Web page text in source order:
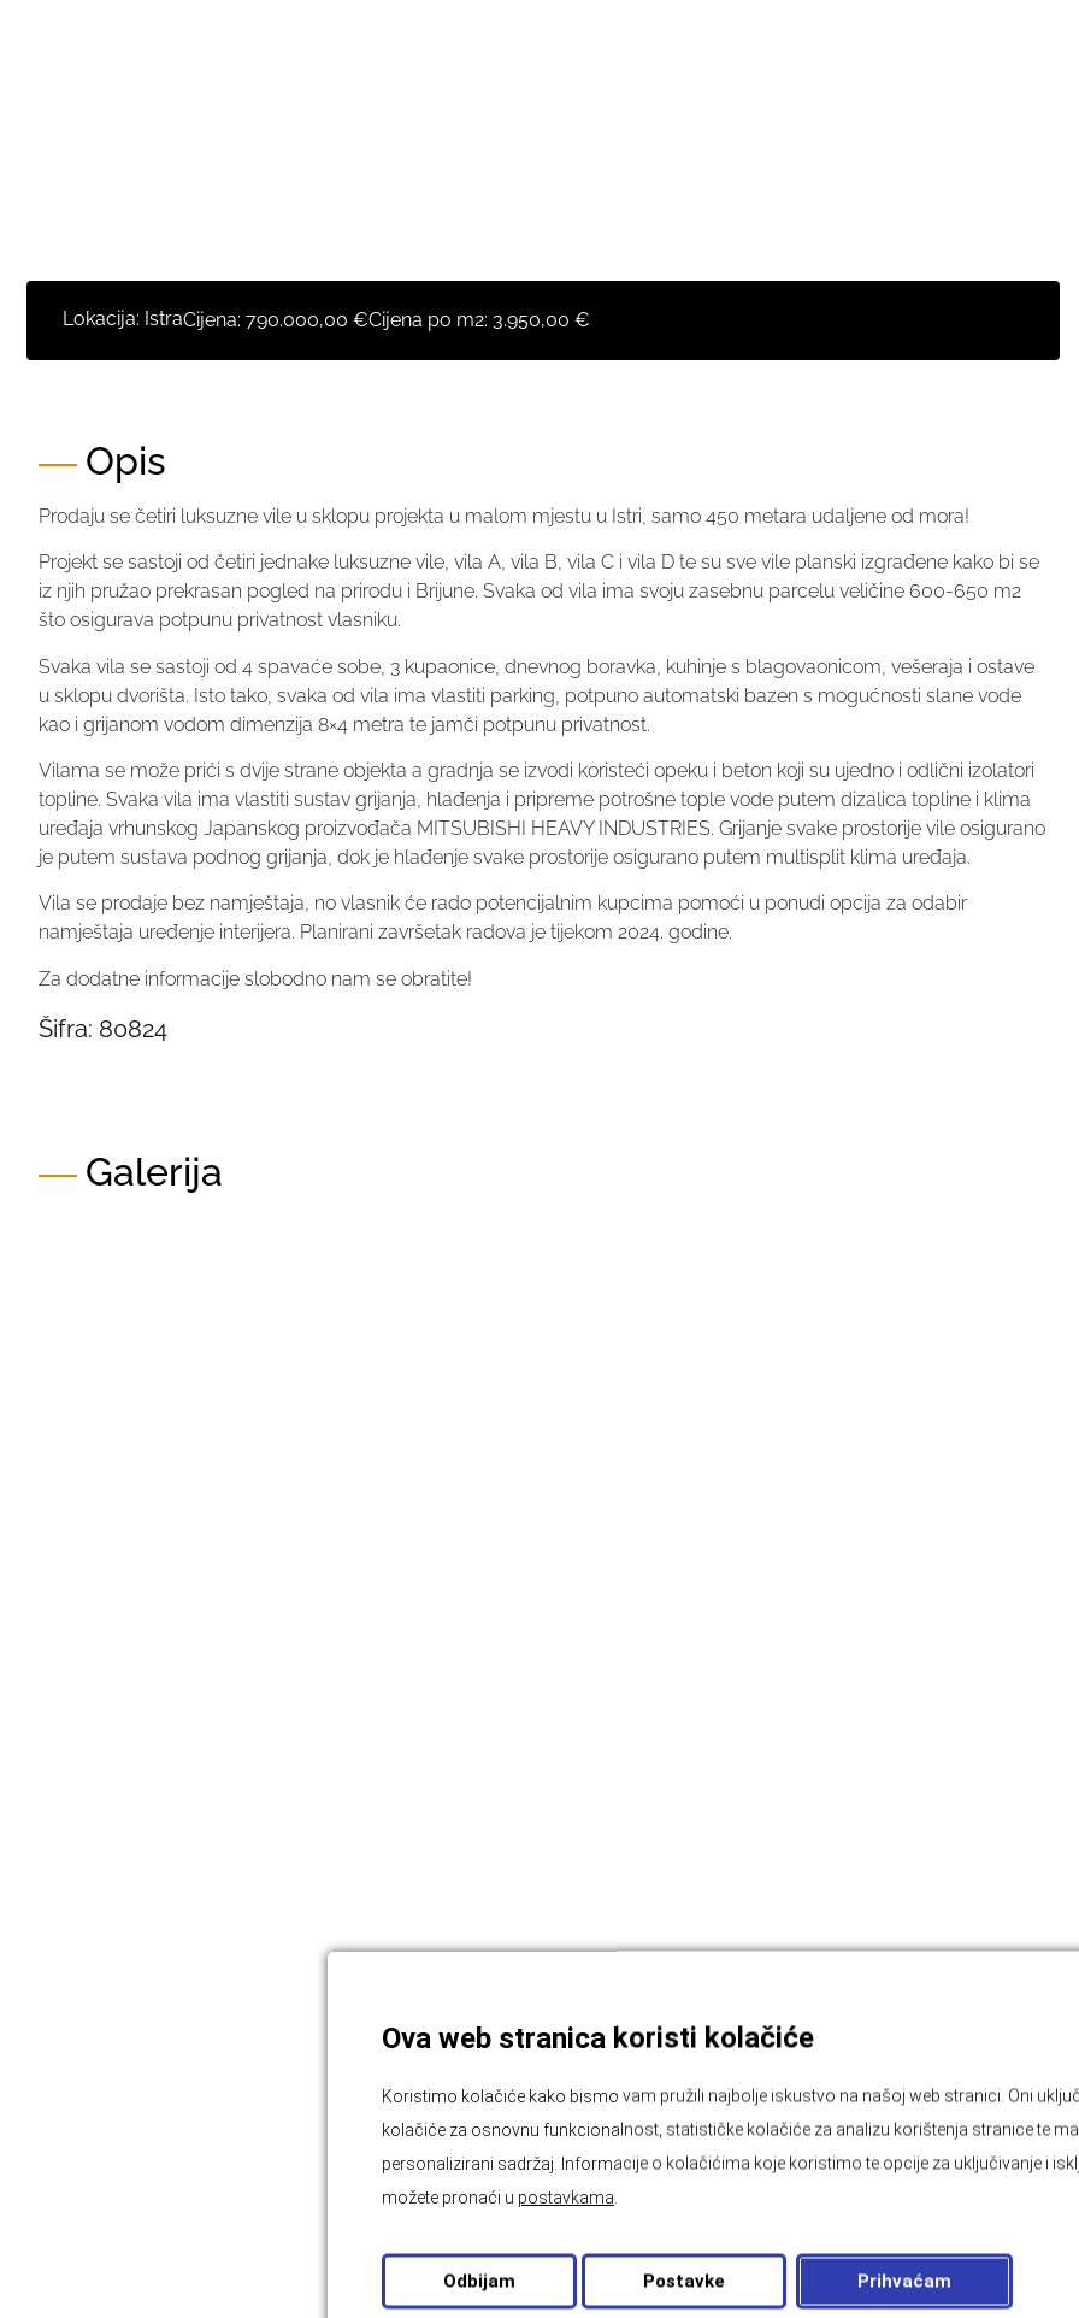
Lokacija: IstraCijena: 790.000,00 €Cijena po m2: 3.950,00 €
Opis
Prodaju se četiri luksuzne vile u sklopu projekta u malom mjestu u Istri, samo 450 metara udaljene od mora!
Projekt se sastoji od četiri jednake luksuzne vile, vila A, vila B, vila C i vila D te su sve vile planski izgrađene kako bi se
iz njih pružao prekrasan pogled na prirodu i Brijune. Svaka od vila ima svoju zasebnu parcelu veličine 600-650 m2
što osigurava potpunu privatnost vlasniku.
Svaka vila se sastoji od 4 spavaće sobe, 3 kupaonice, dnevnog boravka, kuhinje s blagovaonicom, vešeraja i ostave
u sklopu dvorišta. Isto tako, svaka od vila ima vlastiti parking, potpuno automatski bazen s mogućnosti slane vode
kao i grijanom vodom dimenzija 8×4 metra te jamči potpunu privatnost.
Vilama se može prići s dvije strane objekta a gradnja se izvodi koristeći opeku i beton koji su ujedno i odlični izolatori
topline. Svaka vila ima vlastiti sustav grijanja, hlađenja i pripreme potrošne tople vode putem dizalica topline i klima
uređaja vrhunskog Japanskog proizvođača MITSUBISHI HEAVY INDUSTRIES. Grijanje svake prostorije vile osigurano
je putem sustava podnog grijanja, dok je hlađenje svake prostorije osigurano putem multisplit klima uređaja.
Vila se prodaje bez namještaja, no vlasnik će rado potencijalnim kupcima pomoći u ponudi opcija za odabir
namještaja uređenje interijera. Planirani završetak radova je tijekom 2024. godine.
Za dodatne informacije slobodno nam se obratite!
Šifra: 80824
Galerija
Ova web stranica koristi kolačiće
Koristimo kolačiće kako bismo vam pružili najbolje iskustvo na našoj web stranici. Oni
kolačiće za osnovnu funkcionalnost, statističke kolačiće za analizu korištenja stranice te
personalizirani sadržaj. Informacije o kolačićima koje koristimo te opcije za uključivanje i
možete pronaći u postavkama
Prihvaćam
Odbijam Postavke